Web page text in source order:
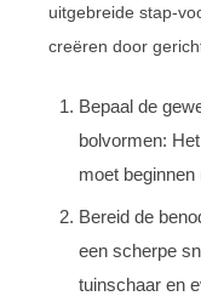
uitgebreide stap-
creëren door
Bepaal de
bolvormen:
moet beginnen
Bereid de
een scherpe
tuinschaar en